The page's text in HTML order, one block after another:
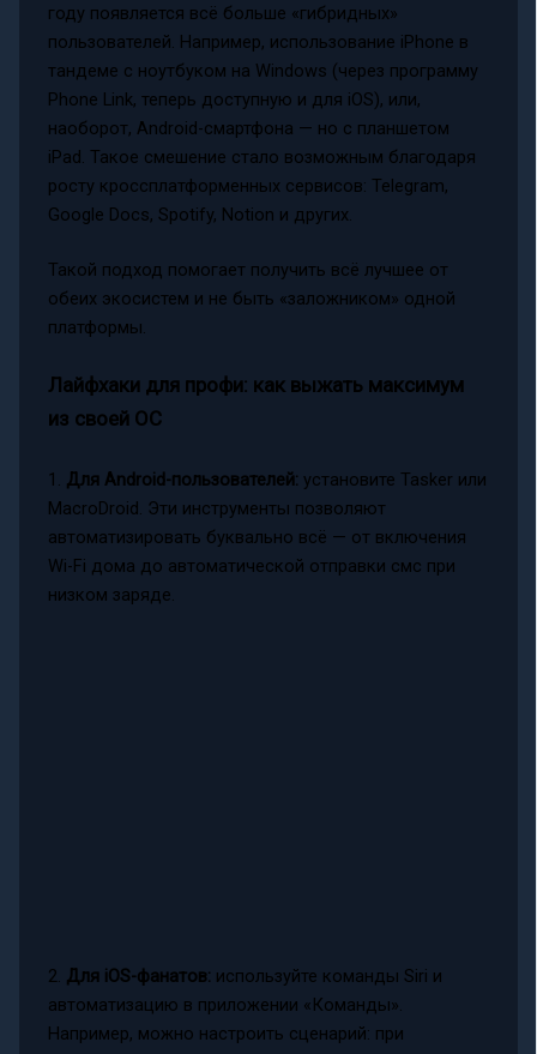
году появляется всё больше «гибридных»
пользователей. Например, использование iPhone в
тандеме с ноутбуком на Windows (через программу
Phone Link, теперь доступную и для iOS), или,
наоборот, Android-смартфона — но с планшетом
iPad. Такое смешение стало возможным благодаря
росту кроссплатформенных сервисов: Telegram,
Google Docs, Spotify, Notion и других.
Такой подход помогает получить всё лучшее от
обеих экосистем и не быть «заложником» одной
платформы.
Лайфхаки для профи: как выжать максимум
из своей ОС
1. Для Android-пользователей: установите Tasker или
MacroDroid. Эти инструменты позволяют
автоматизировать буквально всё — от включения
Wi-Fi дома до автоматической отправки смс при
низком заряде.
2. Для iOS-фанатов: используйте команды Siri и
автоматизацию в приложении «Команды».
Например, можно настроить сценарий: при